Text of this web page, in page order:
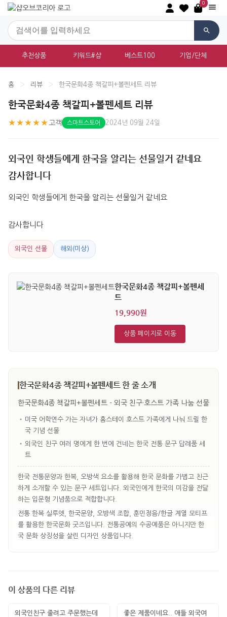
0
추천상품 키워드#샵 베스트100 기업/단체
홈 › 리뷰 › 한국문화4종 책갈피+볼펜세트 리뷰
한국문화4종 책갈피+볼펜세트 리뷰
★★★★★ 고객 스마트스토어 2024년 09월 24일
외국인 학생들에게 한국을 알리는 선물일거 같네요
감사합니다
외국인 학생들에게 한국을 알리는 선물일거 같네요
감사합니다
외국인 선물 해외(미상)
한국문화4종 책갈피+볼펜세
트
19,990원
상품 페이지로 이동
한국문화4종 책갈피+볼펜세트 한 줄 소개
한국문화4종 책갈피+볼펜세트 - 외국 친구·호스트 가족 나눔 선물
• 미국 어학연수 가는 자녀가 홈스테이 호스트 가족에게 나눠 드릴 한
국 기념 선물
• 외국인 친구 여러 명에게 한 번에 건네는 한국 전통 문구 답례품 세
트
한국 전통문양과 한복, 오방색 요소를 활용해 한국 문화를 가볍고 친근
하게 소개할 수 있는 문구 세트입니다. 외국인에게 한국의 미감을 전달
하는 입문형 기념품으로 적합합니다.
전통 한복 실루엣, 한국문양, 오방색 조합, 훈민정음/한글 계열 모티프
를 활용한 한국문화 굿즈입니다. 전통공예의 수공예품은 아니지만 한
국 문화 상징성을 살린 디자인 상품입니다.
이 상품의 다른 리뷰
외국인친구 줄려고 주문했는데
좋은 제품이네요.. 애들 외국여